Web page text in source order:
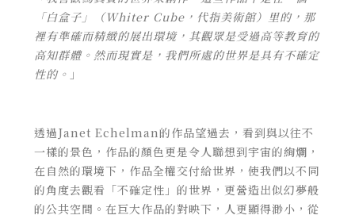
「白盒子」（Whiter Cube，代指美術館）里的，那
裡有準確而精緻的展出環境，其觀眾是受過高等教育的
高知群體。然而現實是，我們所處的世界是具有不確定
性的。 」
透過Janet Echelman的作品望過去，看到與以往不
一樣的景色，作品的顏色更是令人聯想到宇宙的絢爛，
在自然的環境下，作品全權交付給世界，使我們以不同
的角度去觀看「不確定性」的世界，更營造出似幻夢般
的公共空間。在巨大作品的對映下，人更顯得渺小，從